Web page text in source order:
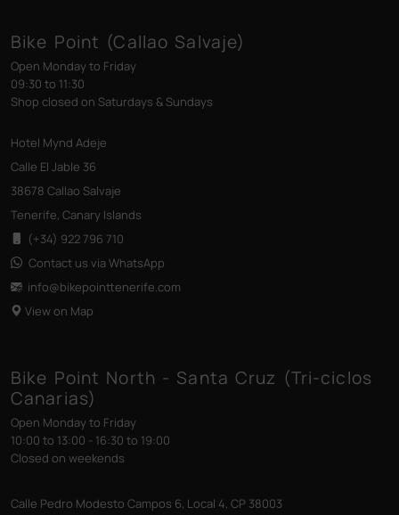
Bike Point (Callao Salvaje)
Open Monday to Friday
09:30 to 11:30
Shop closed on Saturdays & Sundays
Hotel Mynd Adeje
Calle El Jable 36
38678 Callao Salvaje
Tenerife, Canary Islands
(+34) 922 796 710
Contact us via WhatsApp
info@bikepointtenerife.com
View on Map
Bike Point North - Santa Cruz (Tri-ciclos
Canarias)
Open Monday to Friday
10:00 to 13:00 - 16:30 to 19:00
Closed on weekends
Calle Pedro Modesto Campos 6, Local 4, CP 38003